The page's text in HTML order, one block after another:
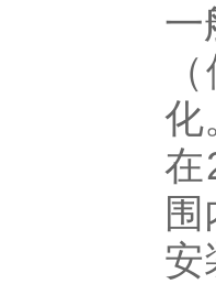
一
化
在
安